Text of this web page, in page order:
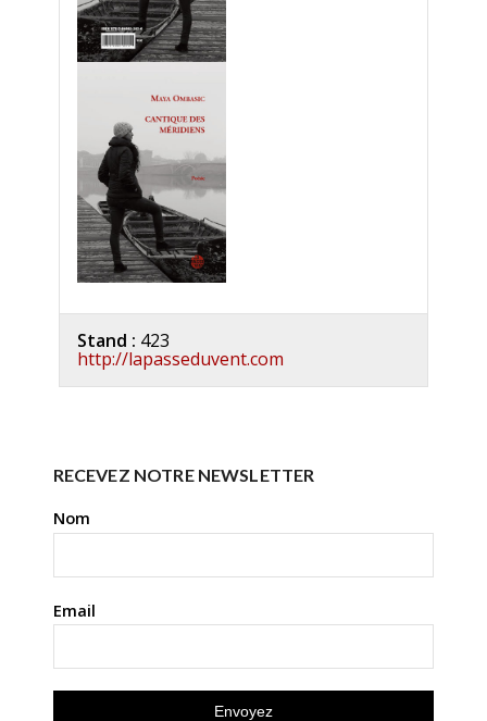
Stand : 423
http://lapasseduvent.com
RECEVEZ NOTRE NEWSLETTER
Nom
Email